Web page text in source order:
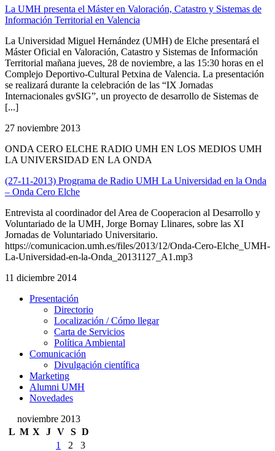
La UMH presenta el Máster en Valoración, Catastro y Sistemas de
Información Territorial en Valencia
La Universidad Miguel Hernández (UMH) de Elche presentará el
Máster Oficial en Valoración, Catastro y Sistemas de Información
Territorial mañana jueves, 28 de noviembre, a las 15:30 horas en el
Complejo Deportivo-Cultural Petxina de Valencia. La presentación
se realizará durante la celebración de las “IX Jornadas
Internacionales gvSIG”, un proyecto de desarrollo de Sistemas de
[...]
27 noviembre 2013
ONDA CERO ELCHE RADIO UMH EN LOS MEDIOS UMH
LA UNIVERSIDAD EN LA ONDA
(27-11-2013) Programa de Radio UMH La Universidad en la Onda
– Onda Cero Elche
Entrevista al coordinador del Area de Cooperacion al Desarrollo y
Voluntariado de la UMH, Jorge Bornay Llinares, sobre las XI
Jornadas de Voluntariado Universitario.
https://comunicacion.umh.es/files/2013/12/Onda-Cero-Elche_UMH-
La-Universidad-en-la-Onda_20131127_A1.mp3
11 diciembre 2014
Presentación
Presentación
Directorio
Localización / Cómo llegar
Carta de Servicios
Política Ambiental
Comunicación
Comunicación
Divulgación científica
Marketing
Alumni UMH
Novedades
noviembre 2013
L M X J V S D
1
2
3